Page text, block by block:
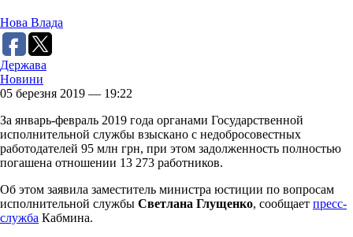
Нова Влада
Держава
Новини
05 березня 2019 — 19:22
За январь-февраль 2019 года органами Государственной
исполнительной службы взыскано с недобросовестных
работодателей 95 млн грн, при этом задолженность полностью
погашена отношении 13 273 работников.
Об этом заявила заместитель министра юстиции по вопросам
исполнительной службы Светлана Глущенко, сообщает пресс-
служба Кабмина.